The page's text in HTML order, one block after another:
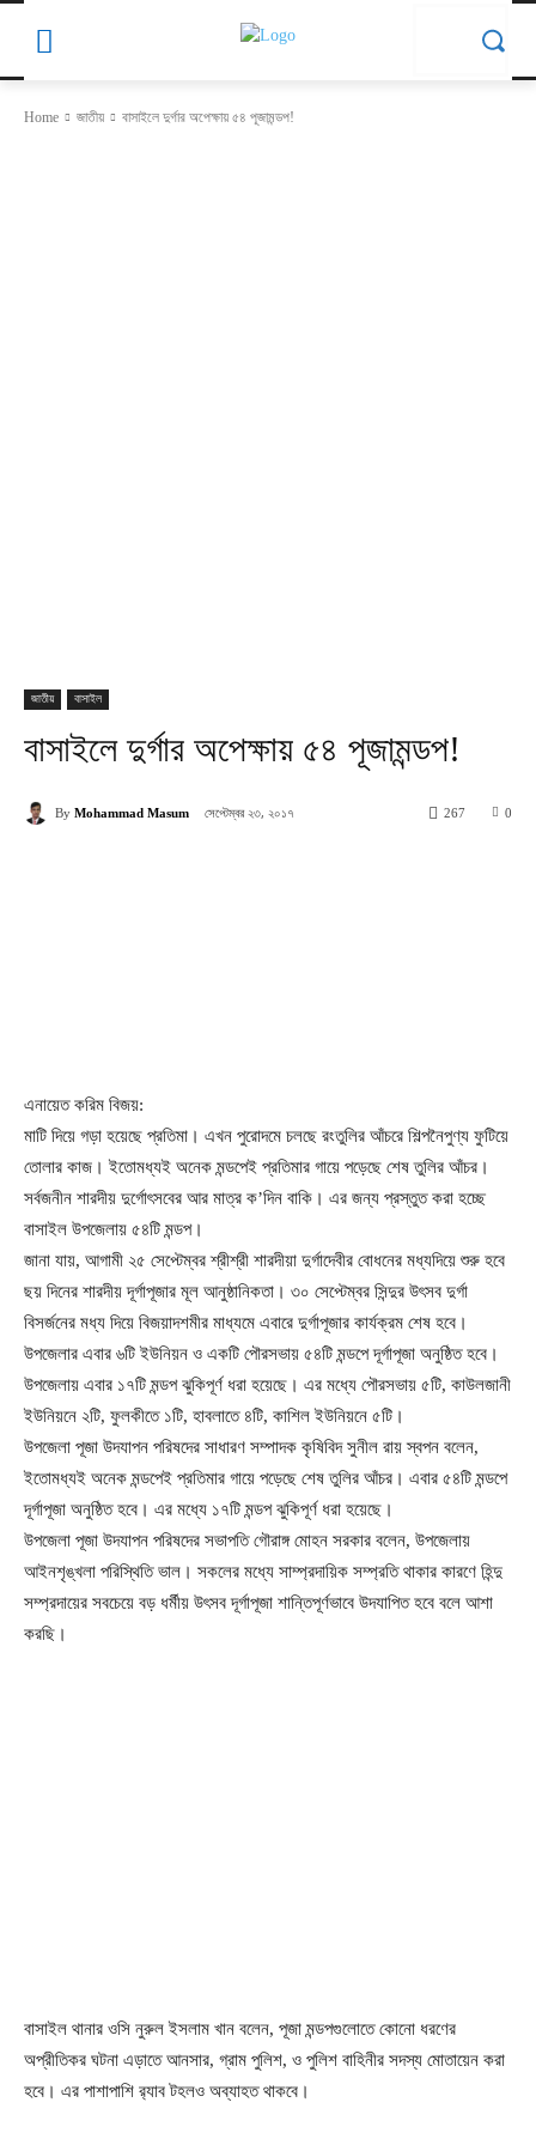
Home জাতীয় বাসাইলে দুর্গার অপেক্ষায় ৫৪ পূজামন্ডপ!
জাতীয় বাসাইল
বাসাইলে দুর্গার অপেক্ষায় ৫৪ পূজামন্ডপ!
By Mohammad Masum সেপ্টেম্বর ২৩, ২০১৭ 0
267
এনায়েত করিম বিজয়:
মাটি দিয়ে গড়া হয়েছে প্রতিমা। এখন পুরোদমে চলছে রংতুলির আঁচরে শিল্পনৈপুণ্য ফুটিয়ে
তোলার কাজ। ইতোমধ্যই অনেক মন্ডপেই প্রতিমার গায়ে পড়েছে শেষ তুলির আঁচর।
সর্বজনীন শারদীয় দুর্গোৎসবের আর মাত্র ক’দিন বাকি। এর জন্য প্রস্তুত করা হচ্ছে
বাসাইল উপজেলায় ৫৪টি মন্ডপ।
জানা যায়, আগামী ২৫ সেপ্টেম্বর শ্রীশ্রী শারদীয়া দুর্গাদেবীর বোধনের মধ্যদিয়ে শুরু হবে
ছয় দিনের শারদীয় দূর্গাপূজার মূল আনুষ্ঠানিকতা। ৩০ সেপ্টেম্বর সিন্দুর উৎসব দুর্গা
বিসর্জনের মধ্য দিয়ে বিজয়াদশমীর মাধ্যমে এবারে দুর্গাপূজার কার্যক্রম শেষ হবে।
উপজেলার এবার ৬টি ইউনিয়ন ও একটি পৌরসভায় ৫৪টি মন্ডপে দূর্গাপূজা অনুষ্ঠিত হবে।
উপজেলায় এবার ১৭টি মন্ডপ ঝুকিপূর্ণ ধরা হয়েছে। এর মধ্যে পৌরসভায় ৫টি, কাউলজানী
ইউনিয়নে ২টি, ফুলকীতে ১টি, হাবলাতে ৪টি, কাশিল ইউনিয়নে ৫টি।
উপজেলা পূজা উদযাপন পরিষদের সাধারণ সম্পাদক কৃষিবিদ সুনীল রায় স্বপন বলেন,
ইতোমধ্যই অনেক মন্ডপেই প্রতিমার গায়ে পড়েছে শেষ তুলির আঁচর। এবার ৫৪টি মন্ডপে
দূর্গাপূজা অনুষ্ঠিত হবে। এর মধ্যে ১৭টি মন্ডপ ঝুকিপূর্ণ ধরা হয়েছে।
উপজেলা পূজা উদযাপন পরিষদের সভাপতি গৌরাঙ্গ মোহন সরকার বলেন, উপজেলায়
আইনশৃঙ্খলা পরিস্থিতি ভাল। সকলের মধ্যে সাম্প্রদায়িক সম্প্রতি থাকার কারণে হিন্দু
সম্প্রদায়ের সবচেয়ে বড় ধর্মীয় উৎসব দূর্গাপূজা শান্তিপূর্ণভাবে উদযাপিত হবে বলে আশা
করছি।
বাসাইল থানার ওসি নুরুল ইসলাম খান বলেন, পূজা মন্ডপগুলোতে কোনো ধরণের
অপ্রীতিকর ঘটনা এড়াতে আনসার, গ্রাম পুলিশ, ও পুলিশ বাহিনীর সদস্য মোতায়েন করা
হবে। এর পাশাপাশি র‌্যাব টহলও অব্যাহত থাকবে।